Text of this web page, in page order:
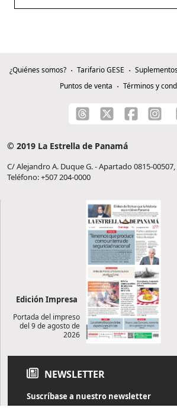
¿Quiénes somos? Tarifario GESE
Puntos de venta
Términos y
© 2019 La Estrella de Panamá
C/ Alejandro A. Duque G. - Apartado 0815-
Teléfono: +507 204-0000
Edición Impresa
Portada del impreso
del 9 de agosto de
2026
NEWSLETTER
Suscríbase a nuestro newsletter
Reciba diariamente información de